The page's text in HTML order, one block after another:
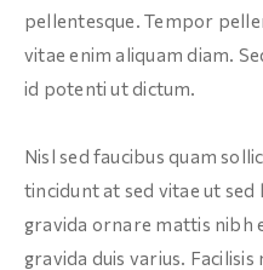
pellentesque. Tempor
vitae enim aliquam diam.
id potenti ut dictum.
Nisl sed faucibus quam
tincidunt at sed vitae ut
gravida ornare mattis nibh
gravida duis varius.